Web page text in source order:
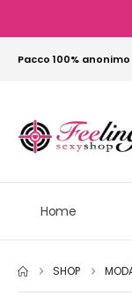
Pacco 100% anonimo
Home
SHOP